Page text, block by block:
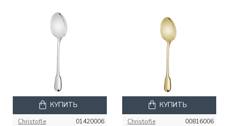
Christofle 01420006
КУПИТЬ
Christofle 00816006
КУПИТЬ